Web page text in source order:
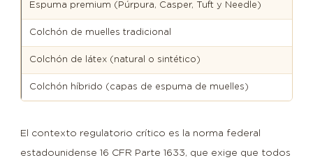
(tictac):
qué
buscar
5
de
la
Espuma premium (Púrpura, Casper, Tuft y Needle)
Colchón de muelles tradicional
Colchón de látex (natural o sintético)
Colchón híbrido (capas de espuma de muelles)
El contexto regulatorio crítico es la norma federal
estadounidense 16 CFR Parte 1633, que exige que todos